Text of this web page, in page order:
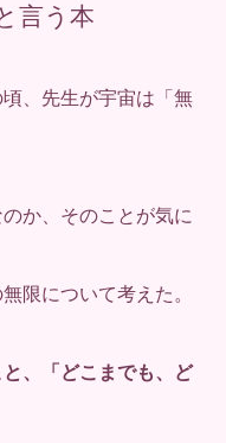
言う本
、先生が宇宙は「無
か、そのことが気に
限について考えた。
、「どこまでも、ど